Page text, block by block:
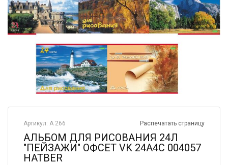
Распечатать страницу
Артикул: А 266
АЛЬБОМ ДЛЯ РИСОВАНИЯ 24Л
"ПЕЙЗАЖИ" ОФСЕТ VK 24А4С 004057
HATBER